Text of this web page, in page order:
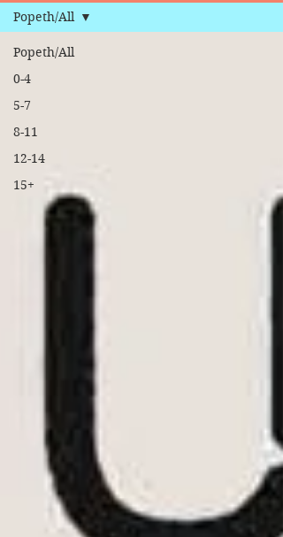
Popeth/All
0-4
5-7
8-11
12-14
15+
Popeth/All